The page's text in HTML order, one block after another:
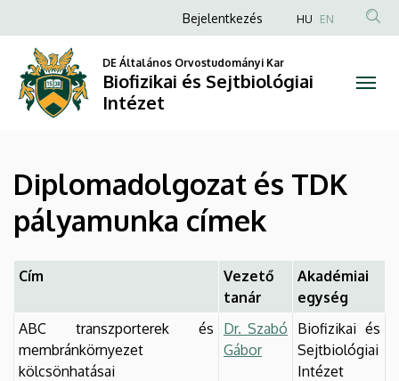
Diplomadolgozat
és
TDK
pályamunka
címek
Biofizikai
és
Sejtbiológiai
Intézet
a
tartalomra
Anonim
fiók
menüje
Bejelentkezés HU EN
DE Általános Orvostudományi Kar
Biofizikai és Sejtbiológiai
Intézet
Diplomadolgozat és TDK
pályamunka címek
Cím
Vezető
tanár
Akadémiai
egység
ABC transzporterek és
membránkörnyezet
kölcsönhatásai
Dr. Szabó
Gábor
Biofizikai és
Sejtbiológiai
Intézet